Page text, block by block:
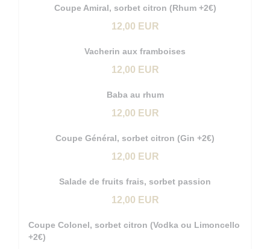
Coupe Amiral, sorbet citron (Rhum +2€)
12,00 EUR
Vacherin aux framboises
12,00 EUR
Baba au rhum
12,00 EUR
Coupe Général, sorbet citron (Gin +2€)
12,00 EUR
Salade de fruits frais, sorbet passion
12,00 EUR
Coupe Colonel, sorbet citron (Vodka ou Limoncello
+2€)